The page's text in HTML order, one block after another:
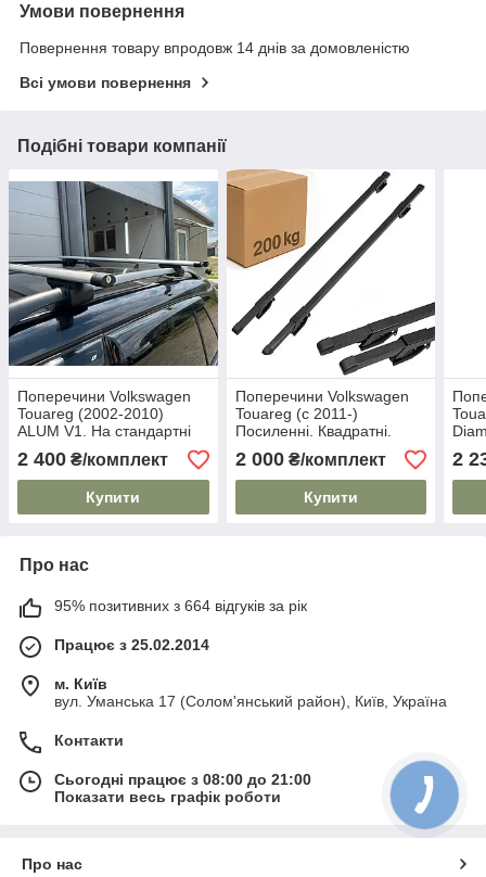
Умови повернення
Повернення товару впродовж 14 днів за домовленістю
Всі умови повернення
Подібні товари компанії
Поперечини Volkswagen
Touareg (2002-2010)
ALUM V1. На стандартні
рейлінги. Сірі
2 400 ₴/комплект
Купити
Поперечини Volkswagen
Touareg (c 2011-)
Посиленні. Квадратні.
Сталеві. На стандартні
рейлінги.
2 000₴/комплект
Купити
2
Про нас
95% позитивних з 664 відгуків за рік
Працює з 25.02.2014
м. Київ
вул. Уманська 17 (Солом'янський район), Київ, Україна
Контакти
Сьогодні працює з 08:00 до 21:00
Показати весь графік роботи
Про нас